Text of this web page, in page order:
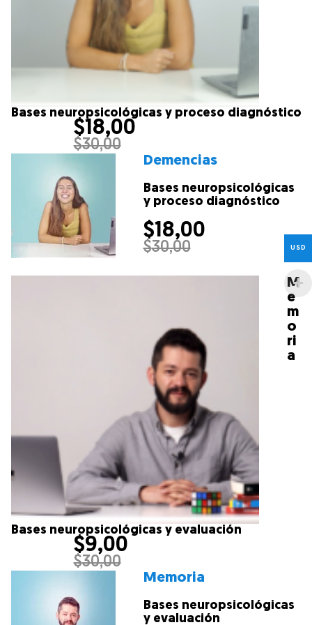
Bases neuropsicológicas y proceso diagnóstico
$30,00
$18,00
Demencias
Bases neuropsicológicas
y proceso diagnóstico
$30,00
$18,00
M
e
m
o
ri
a
Bases neuropsicológicas y evaluación
$30,00
$9,00
Memoria
Bases neuropsicológicas
y evaluación
USD